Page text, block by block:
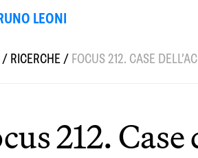
LEONI
/RICERCHE/FOCUS 212. CASE
212.